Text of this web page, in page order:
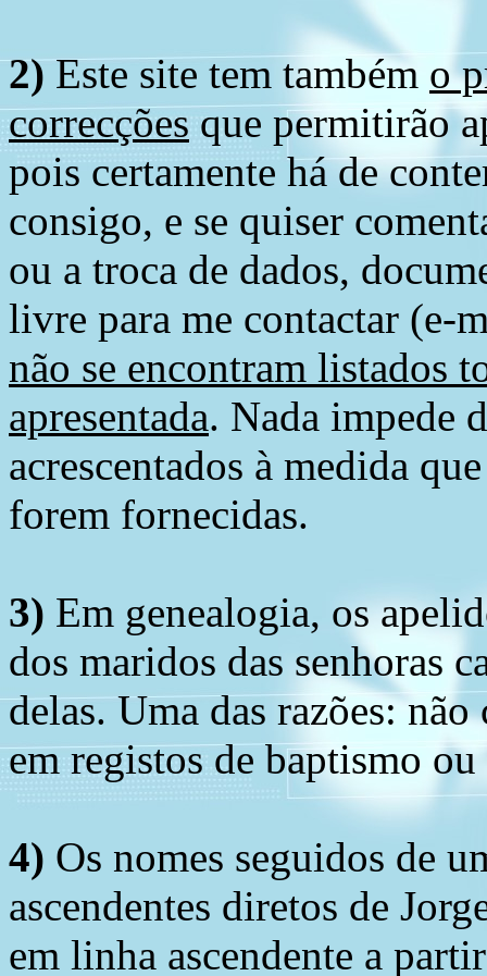
2)Este site tem também o
correcçõesque permitirão
pois certamente há de
consigo, e se quiser
ou a troca de dados,
livre para me contactar (e-
não se encontram listados
apresentada. Nada impede
acrescentados à medida
forem fornecidas.
3) Em genealogia, os
dos maridos das senhoras
delas. Uma das razões:
em registos de baptismo
4) Os nomes seguidos de
ascendentes diretos de
em linha ascendente a